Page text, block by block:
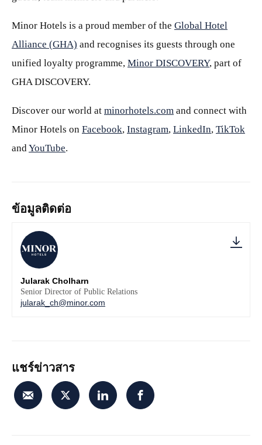
Minor Hotels is a proud member of the Global Hotel
Alliance (GHA) and recognises its guests through one
unified loyalty programme, Minor DISCOVERY, part of
GHA DISCOVERY.
Discover our world at minorhotels.com and connect with
Minor Hotels on Facebook, Instagram, LinkedIn, TikTok
andYouTube.
ข้อมูลติดต่อ
Jularak Cholharn
Senior Director of Public Relations
jularak_ch@minor.com
แชร์ข่าวสาร